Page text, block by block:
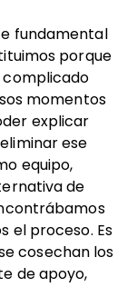
fundamental
porque
complicado
momentos
explicar
ese
equipo,
de
el proceso. Es
cosechan los
de apoyo,